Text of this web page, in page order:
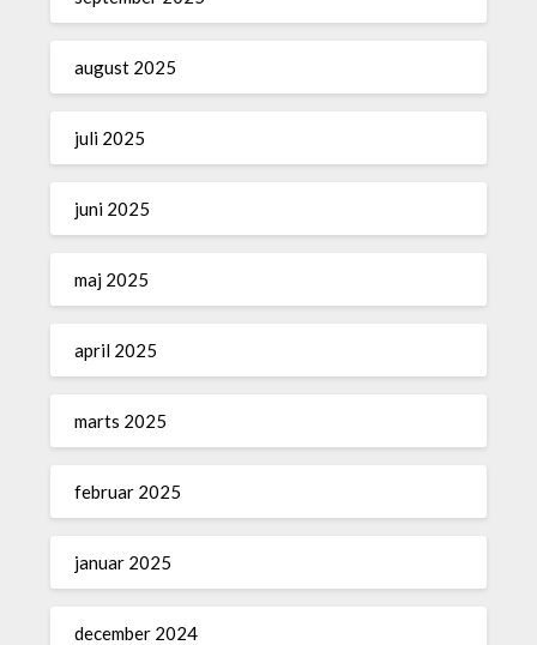
august 2025
juli 2025
juni 2025
maj 2025
april 2025
marts 2025
februar 2025
januar 2025
december 2024